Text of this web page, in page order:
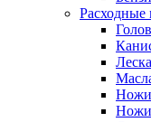
Расходные
Ножи
Ножи